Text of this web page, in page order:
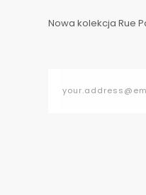
Nowa kolekcja Rue